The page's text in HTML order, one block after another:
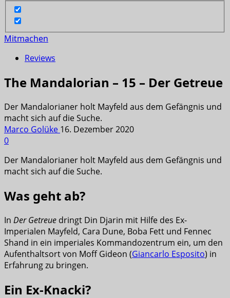
Mitmachen
Reviews
The Mandalorian – 15 – Der Getreue
Der Mandalorianer holt Mayfeld aus dem Gefängnis und
macht sich auf die Suche.
Marco Golüke 16. Dezember 2020
0
Der Mandalorianer holt Mayfeld aus dem Gefängnis und
macht sich auf die Suche.
Was geht ab?
In Der Getreue dringt Din Djarin mit Hilfe des Ex-
Imperialen Mayfeld, Cara Dune, Boba Fett und Fennec
Shand in ein imperiales Kommandozentrum ein, um den
Aufenthaltsort von Moff Gideon (Giancarlo Esposito) in
Erfahrung zu bringen.
Ein Ex-Knacki?